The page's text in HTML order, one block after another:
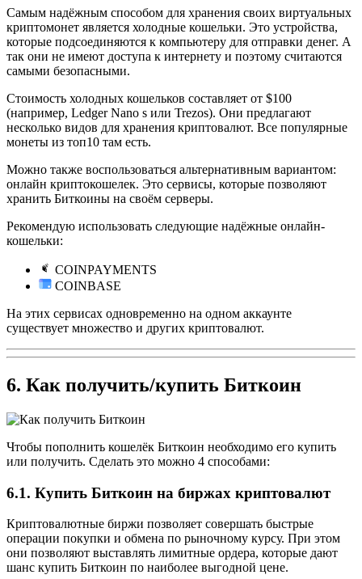
Самым надёжным способом для хранения своих виртуальных
криптомонет является холодные кошельки. Это устройства,
которые подсоединяются к компьютеру для отправки денег. А
так они не имеют доступа к интернету и поэтому считаются
самыми безопасными.
Стоимость холодных кошельков составляет от $100
(например, Ledger Nano s или Trezos). Они предлагают
несколько видов для хранения криптовалют. Все популярные
монеты из топ10 там есть.
Можно также воспользоваться альтернативным вариантом:
онлайн криптокошелек. Это сервисы, которые позволяют
хранить Биткоины на своём серверы.
Рекомендую использовать следующие надёжные онлайн-
кошельки:
COINPAYMENTS
COINBASE
На этих сервисах одновременно на одном аккаунте
существует множество и других криптовалют.
6. Как получить/купить Биткоин
Чтобы пополнить кошелёк Биткоин необходимо его купить
или получить. Сделать это можно 4 способами:
6.1. Купить Биткоин на биржах криптовалют
Криптовалютные биржи позволяет совершать быстрые
операции покупки и обмена по рыночному курсу. При этом
они позволяют выставлять лимитные ордера, которые дают
шанс купить Биткоин по наиболее выгодной цене.